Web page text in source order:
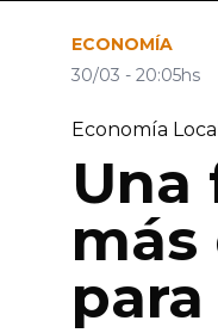
ECONOMÍA
30/03 - 20:05hs
Economía Local
Una
más